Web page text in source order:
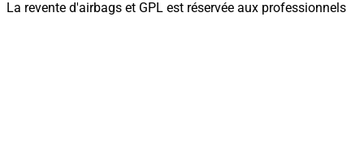
La revente d'airbags et GPL est réservée aux professionnels